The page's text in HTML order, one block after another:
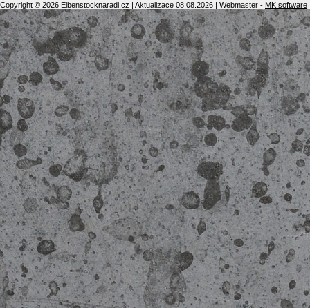
Copyright © 2026 Eibenstocknaradi.cz | Aktualizace 08.08.2026 | Webmaster - MK software